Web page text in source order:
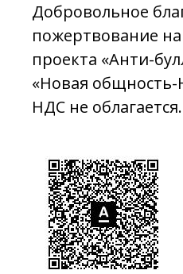
Добровольное
пожертвование
проекта «Анти-
«Новая
НДС не облагается.